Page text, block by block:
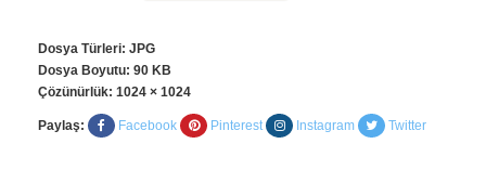
Dosya Türleri: JPG
Dosya Boyutu: 90 KB
Çözünürlük: 1024 × 1024
Paylaş: Facebook Pinterest Instagram Twitter